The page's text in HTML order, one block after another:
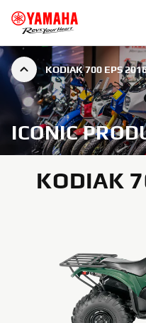
KODIAK 700 EPS
ICONIC
KODIAK